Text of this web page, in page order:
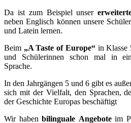
Da ist zum Beispiel unser
neben Englisch können unsere
und Latein lernen.
Beim „A Taste of Europe“in Klasse
und Schülerinnen schon mal in
Sprache.
In den Jahrgängen 5 und 6 gibt es
sich mit der Vielfalt, den Sprachen,
der Geschichte Europas beschäftigt
Wir haben bilinguale Angebote im